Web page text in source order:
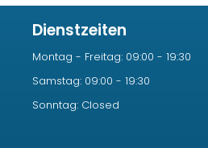
Dienstzeiten
Montag - Freitag: 09:00 - 19:30
Samstag: 09:00 - 19:30
Sonntag: Closed